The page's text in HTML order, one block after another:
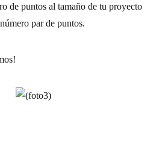
de puntos al tamaño de tu proyecto
par de puntos.